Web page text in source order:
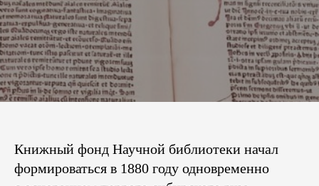
Книжный фонд Научной библиотеки начал
формироваться в 1880 году одновременно